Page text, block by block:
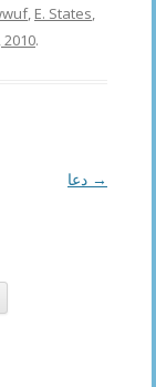
, E. States,
2010.
→